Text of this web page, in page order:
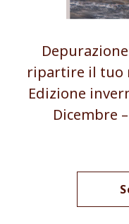
ripartire il tuo
Edizione
Dicembre